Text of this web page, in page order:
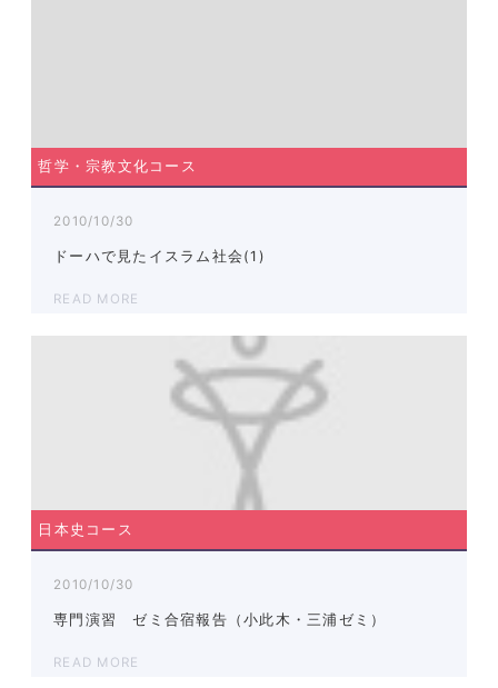
哲学・宗教文化コース
2010/10/30
ドーハで見たイスラム社会(1)
READ MORE
日本史コース
2010/10/30
専門演習 ゼミ合宿報告（小此木・三浦ゼミ）
READ MORE